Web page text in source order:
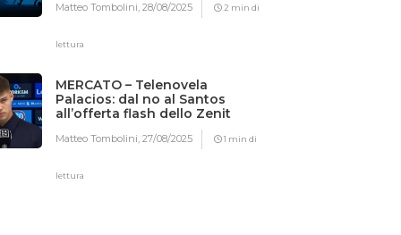
Matteo Tombolini,28/08/2025 2 min di
lettura
MERCATO – Telenovela
Palacios: dal no al Santos
all’offerta flash dello Zenit
Matteo Tombolini,27/08/2025 1 min di
lettura